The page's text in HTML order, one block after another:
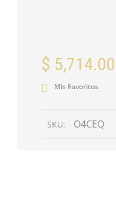
$ 5,714.00
Mis Favoritos
SKU: O4CEQ